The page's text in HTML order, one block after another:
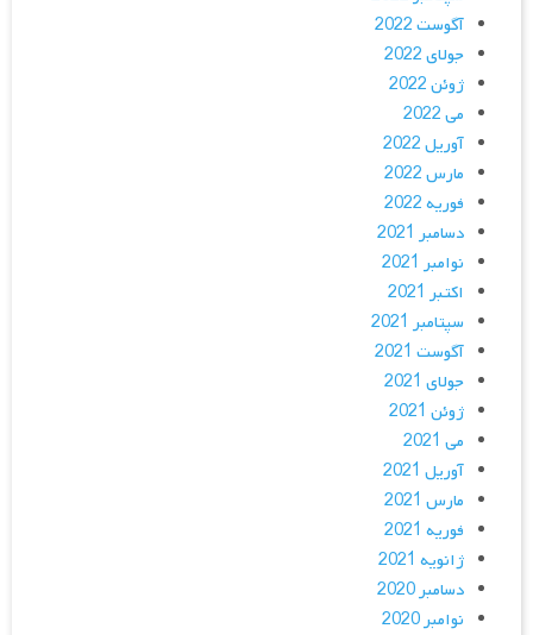
آگوست 2022
جولای 2022
ژوئن 2022
می 2022
آوریل 2022
مارس 2022
فوریه 2022
دسامبر 2021
نوامبر 2021
اکتبر 2021
سپتامبر 2021
آگوست 2021
جولای 2021
ژوئن 2021
می 2021
آوریل 2021
مارس 2021
فوریه 2021
ژانویه 2021
دسامبر 2020
نوامبر 2020